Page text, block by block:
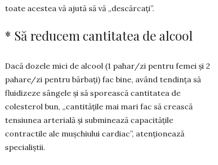
toate acestea vă ajută să vă „descăr­cați”.
* Să reducem cantitatea de alcool
Dacă dozele mici de alcool (1 pahar/zi pen­tru femei și 2
pa­ha­re/zi pentru bărbați) fac bine, având ten­dința să
fluidizeze sângele și să spo­rească can­titatea de
colesterol bun, „cantitățile mai mari fac să crească
tensiunea arte­rială și sub­minează capacitățile
contractile ale muș­­chiu­lui cardiac”, atenționează
specialiș­tii.